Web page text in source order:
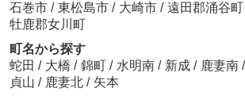
石巻市 / 東松島市 / 大崎市 / 遠田郡涌谷町
牡鹿郡女川町
町名から探す
蛇田 / 大橋 / 錦町 / 水明南 / 新成 / 鹿妻南 /
貞山 / 鹿妻北 / 矢本